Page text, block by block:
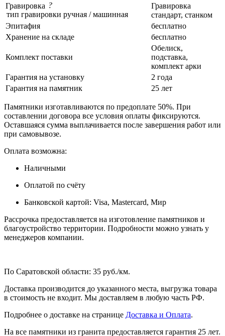
Гравировка ?
тип гравировки ручная / машинная
Гравировка
стандарт, станком
Эпитафия
бесплатно
Хранение на складе
бесплатно
Комплект поставки
Обелиск,
подставка,
комплект арки
Гарантия на установку
2 года
Гарантия на памятник
25 лет
Памятники изготавливаются по предоплате 50%. При
составлении договора все условия оплаты фиксируются.
Оставшаяся сумма выплачивается после завершения работ или
при самовывозе.
Оплата возможна:
Наличными
Оплатой по счёту
Банковской картой: Visa, Mastercard, Мир
Рассрочка предоставляется на изготовление памятников и
благоустройство территории. Подробности можно узнать у
менеджеров компании.
По Саратовской области: 35 руб./км.
Доставка производится до указанного места, выгрузка товара
в стоимость не входит. Мы доставляем в любую часть РФ.
Подробнее о доставке на странице Доставка и Оплата.
На все памятники из гранита предоставляется гарантия 25 лет.